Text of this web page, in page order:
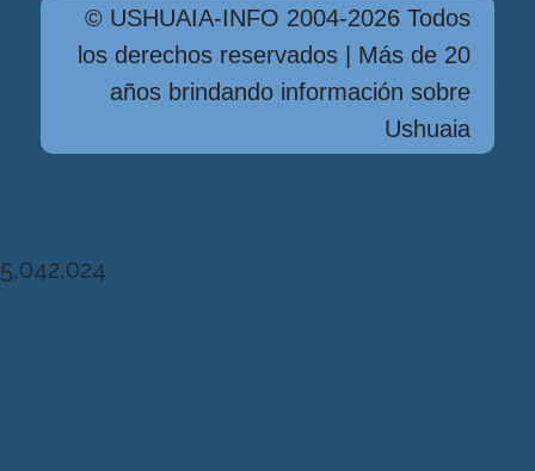
© USHUAIA-INFO 2004-2026 Todos
los derechos reservados | Más de 20
años brindando información sobre
Ushuaia
5,042,024